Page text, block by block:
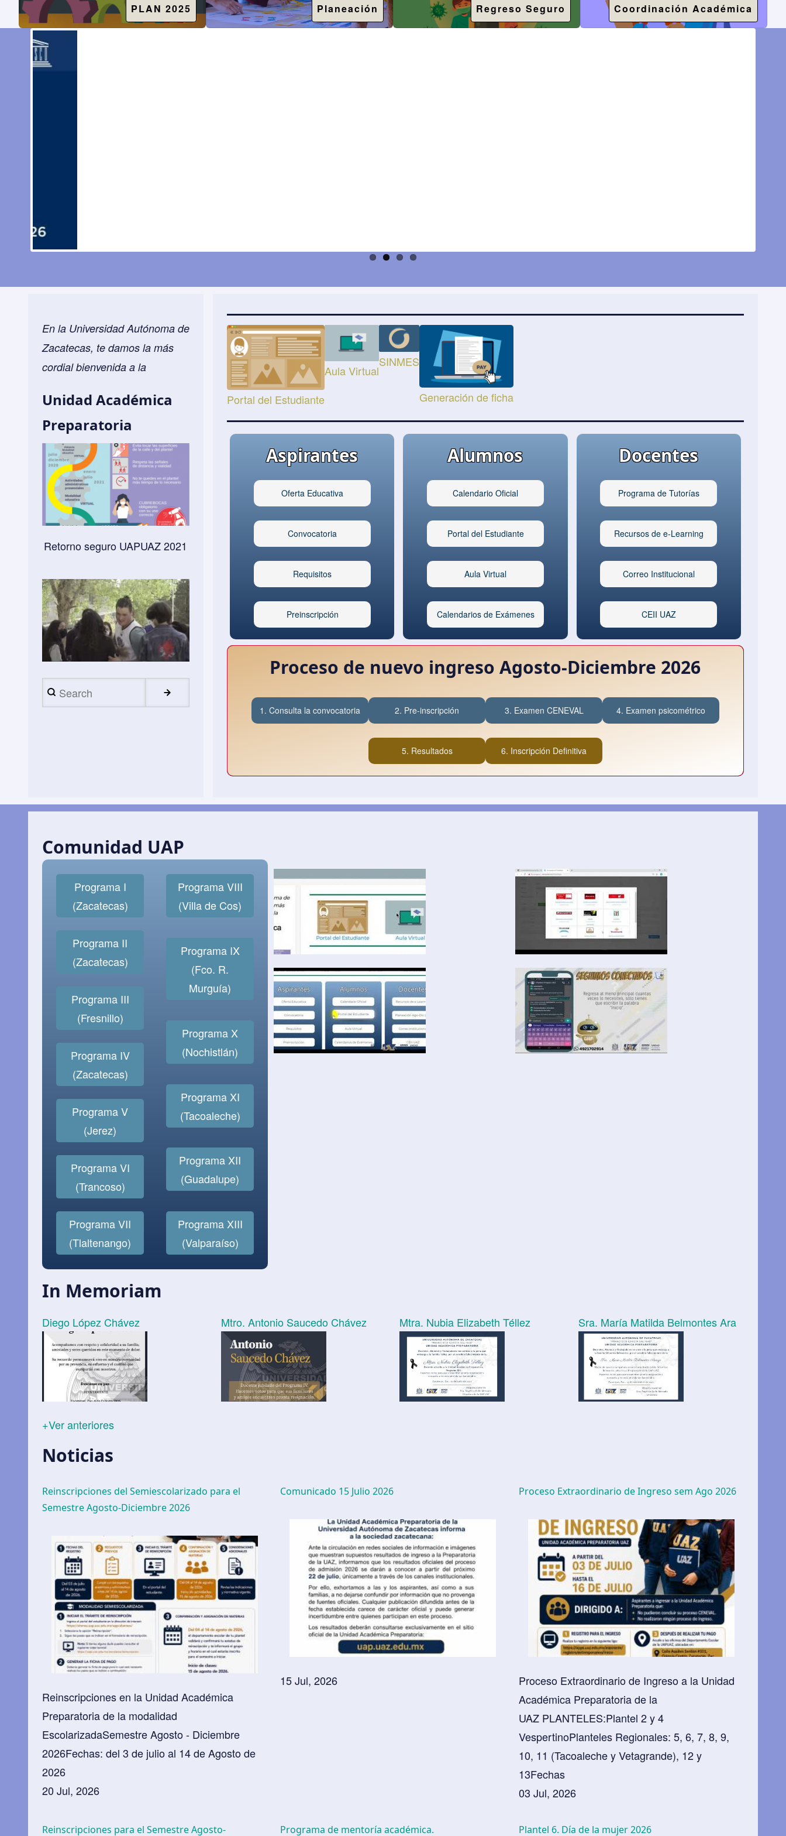
PLAN 2025 Planeación Regreso Seguro Coordinación Académica
En la Universidad Autónoma de
Zacatecas, te damos la más
cordial bienvenida a la
Unidad Académica
Preparatoria
Retorno seguro UAPUAZ 2021
Search
Portal del Estudiante
Aula Virtual
SINMES
Generación de ficha
Aspirantes
Oferta Educativa
Convocatoria
Requisitos
Preinscripción
Alumnos
Calendario Oficial
Portal del Estudiante
Aula Virtual
Calendarios de Exámenes
Docentes
Programa de Tutorías
Recursos de e-Learning
Correo Institucional
CEII UAZ
Proceso de nuevo ingreso Agosto-Diciembre 2026
1. Consulta la convocatoria 2. Pre-inscripción 3. Examen CENEVAL 4. Examen psicométrico
5. Resultados 6. Inscripción Definitiva
Comunidad UAP
Programa I
(Zacatecas)
Programa II
(Zacatecas)
Programa III
(Fresnillo)
Programa IV
(Zacatecas)
Programa V
(Jerez)
Programa VI
(Trancoso)
Programa VII
(Tlaltenango)
Programa VIII
(Villa de Cos)
Programa IX
(Fco. R.
Murguía)
Programa X
(Nochistlán)
Programa XI
(Tacoaleche)
Programa XII
(Guadalupe)
Programa XIII
(Valparaíso)
Comunidad
UAP
Layout
Comunidad
UAP
Layout
In Memoriam
Diego López Chávez Mtro. Antonio Saucedo Chávez Mtra. Nubia Elizabeth Téllez Sra. María Matilda Belmontes Ara
+Ver anteriores
Noticias
Reinscripciones del Semiescolarizado para el
Semestre Agosto-Diciembre 2026
Reinscripciones en la Unidad Académica
Preparatoria de la modalidad
EscolarizadaSemestre Agosto - Diciembre
2026Fechas: del 3 de julio al 14 de Agosto de
2026
20 Jul, 2026
Comunicado 15 Julio 2026
15 Jul, 2026
Proceso Extraordinario de Ingreso sem Ago 2026
Proceso Extraordinario de Ingreso a la Unidad
Académica Preparatoria de la
UAZ PLANTELES:Plantel 2 y 4
VespertinoPlanteles Regionales: 5, 6, 7, 8, 9,
10, 11 (Tacoaleche y Vetagrande), 12 y
13Fechas
03 Jul, 2026
Reinscripciones para el Semestre Agosto- Programa de mentoría académica. Plantel 6. Día de la mujer 2026